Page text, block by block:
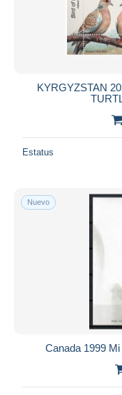
KYRGYZSTAN
Estatus
Nuevo
Canada 1999